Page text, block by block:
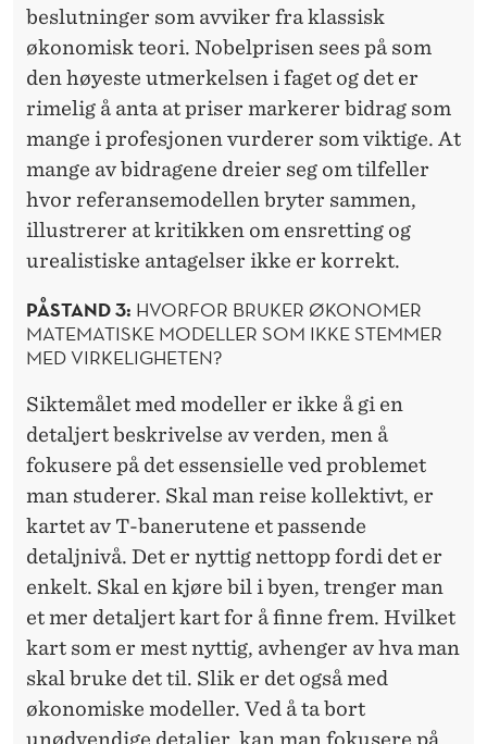
beslutninger som avviker fra klassisk
økonomisk teori. Nobelprisen sees på som
den høyeste utmerkelsen i faget og det er
rimelig å anta at priser markerer bidrag som
mange i profesjonen vurderer som viktige. At
mange av bidragene dreier seg om tilfeller
hvor referansemodellen bryter sammen,
illustrerer at kritikken om ensretting og
urealistiske antagelser ikke er korrekt.
PÅSTAND 3: HVORFOR BRUKER ØKONOMER
MATEMATISKE MODELLER SOM IKKE STEMMER
MED VIRKELIGHETEN?
Siktemålet med modeller er ikke å gi en
detaljert beskrivelse av verden, men å
fokusere på det essensielle ved problemet
man studerer. Skal man reise kollektivt, er
kartet av T-banerutene et passende
detaljnivå. Det er nyttig nettopp fordi det er
enkelt. Skal en kjøre bil i byen, trenger man
et mer detaljert kart for å finne frem. Hvilket
kart som er mest nyttig, avhenger av hva man
skal bruke det til. Slik er det også med
økonomiske modeller. Ved å ta bort